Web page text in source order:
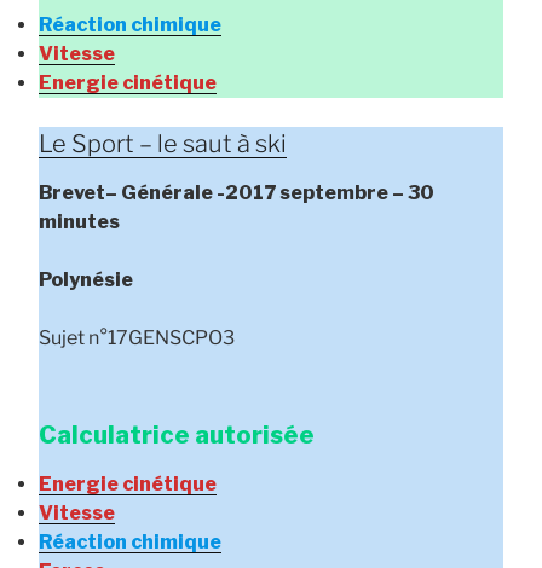
Réaction chimique
Vitesse
Energie cinétique
Le Sport – le saut à ski
Brevet– Générale -2017 septembre – 30
minutes
Polynésie
Sujet n°17GENSCPO3
Calculatrice autorisée
Energie cinétique
Vitesse
Réaction chimique